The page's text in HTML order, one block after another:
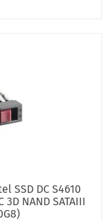
SSD DC S4610
NAND SATAIII